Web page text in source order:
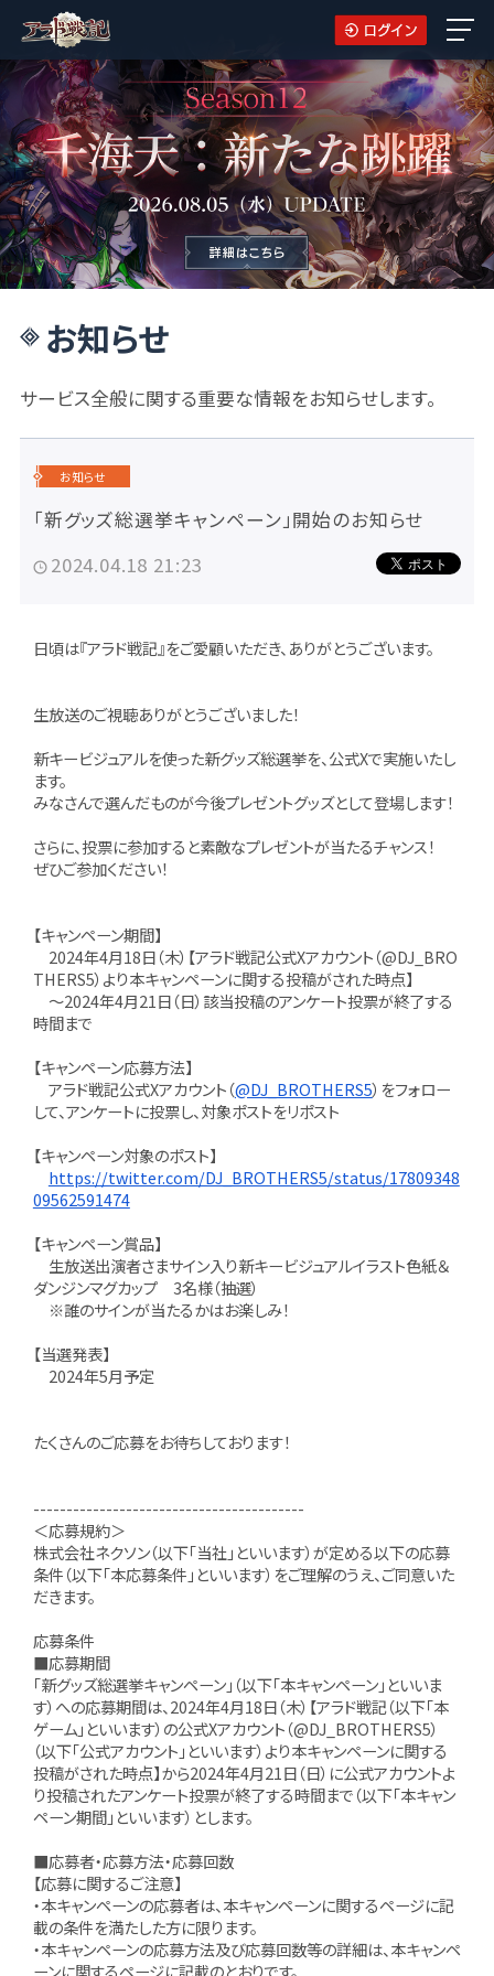
お知らせ
サービス全般に関する重要な情報をお知らせします。
お知らせ
「新グッズ総選挙キャンペーン」開始のお知らせ
2024.04.18 21:23
日頃は『アラド戦記』をご愛顧いただき、ありがとうございます。
生放送のご視聴ありがとうございました！
新キービジュアルを使った新グッズ総選挙を、公式Xで実施いたし
ます。
みなさんで選んだものが今後プレゼントグッズとして登場します！
さらに、投票に参加すると素敵なプレゼントが当たるチャンス！
ぜひご参加ください！
【キャンペーン期間】
2024年4月18日（木）【アラド戦記公式Xアカウント（@DJ_BRO
THERS5）より本キャンペーンに関する投稿がされた時点】
～2024年4月21日（日）該当投稿のアンケート投票が終了する
時間まで
【キャンペーン応募方法】
アラド戦記公式Xアカウント（@DJ_BROTHERS5）をフォロー
して、アンケートに投票し、対象ポストをリポスト
【キャンペーン対象のポスト】
https://twitter.com/DJ_BROTHERS5/status/17809348
09562591474
【キャンペーン賞品】
生放送出演者さまサイン入り新キービジュアルイラスト色紙＆
ダンジンマグカップ 3名様（抽選）
※誰のサインが当たるかはお楽しみ！
【当選発表】
2024年5月予定
たくさんのご応募をお待ちしております！
-----------------------------------------
＜応募規約＞
株式会社ネクソン（以下「当社」といいます）が定める以下の応募
条件（以下「本応募条件」といいます）をご理解のうえ、ご同意いた
だきます。
応募条件
■応募期間
「新グッズ総選挙キャンペーン」（以下「本キャンペーン」といいま
す）への応募期間は、2024年4月18日（木）【アラド戦記（以下「本
ゲーム」といいます）の公式Xアカウント（@DJ_BROTHERS5）
（以下「公式アカウント」といいます）より本キャンペーンに関する
投稿がされた時点】から2024年4月21日（日）に公式アカウントよ
り投稿されたアンケート投票が終了する時間まで（以下「本キャン
ペーン期間」といいます）とします。
■応募者・応募方法・応募回数
【応募に関するご注意】
・本キャンペーンの応募者は、本キャンペーンに関するページに記
載の条件を満たした方に限ります。
・本キャンペーンの応募方法及び応募回数等の詳細は、本キャンペ
ーンに関するページに記載のとおりです。